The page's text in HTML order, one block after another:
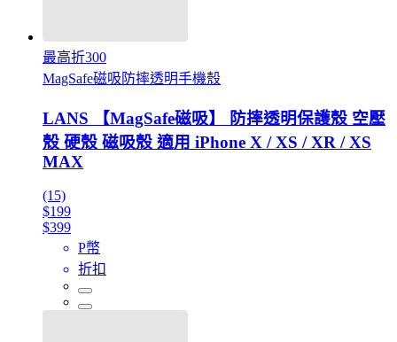
最高折300
MagSafe磁吸防摔透明手機殼
LANS 【MagSafe磁吸】 防摔透明保護殼 空壓
殼 硬殼 磁吸殼 適用 iPhone X / XS / XR / XS
MAX
(15)
$199
$399
P幣
折扣